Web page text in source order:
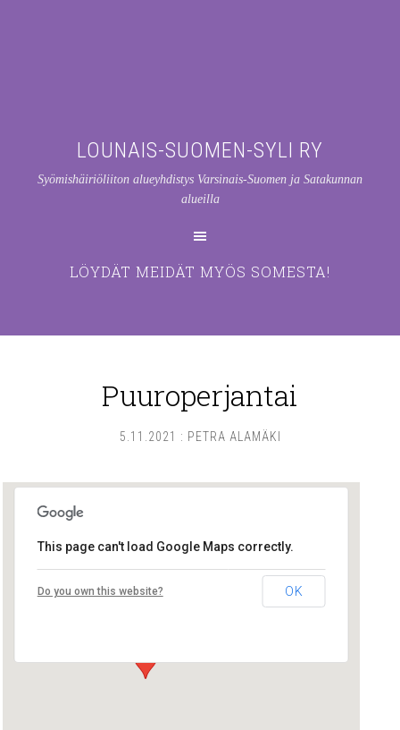
LOUNAIS-SUOMEN-SYLI RY
Syömishäiriöliiton alueyhdistys Varsinais-Suomen ja Satakunnan
alueilla
LÖYDÄT MEIDÄT MYÖS SOMESTA!
Puuroperjantai
5.11.2021 : PETRA ALAMÄKI
Lounais-Suomen – SYLI ry
Maariankatu 8 D 104 - Turku
This page can't load Google Maps correctly.
Do you own this website? OK